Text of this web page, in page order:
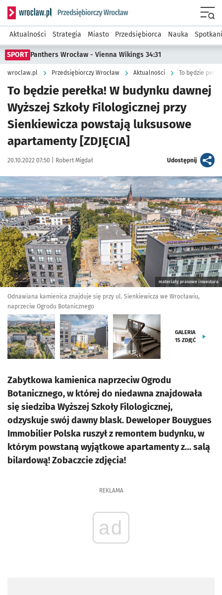
Serwis informacyjny wroclaw.pl podserwis: Strategia
Aktualności Strategia Miasto Przedsiębiorca Nauka
SPORT Panthers Wrocław - Vienna Wikings 34:31
wroclaw.pl Przedsiębiorczy Wrocław Aktualności
To będzie perełka! W budynku dawnej
Wyższej Szkoły Filologicznej przy
Sienkiewicza powstają luksusowe
apartamenty [ZDJĘCIA]
Data publikacji:
20.10.2022 07:50 | Autor:
Robert Migdał Udostępnijartykuł
Kliknij, aby zobaczyć galerię
materiały prasowe inwestora
Odnawiana kamienica znajduje się przy ul. Sienkiewicza we Wrocławiu,
naprzeciw Ogrodu Botanicznego
GALERIA
15 ZDJĘĆ
Zabytkowa kamienica naprzeciw Ogrodu
Botanicznego, w której do niedawna znajdowała
się siedziba Wyższej Szkoły Filologicznej,
odzyskuje swój dawny blask. Deweloper Bouygues
Immobilier Polska ruszył z remontem budynku, w
którym powstaną wyjątkowe apartamenty z… salą
bilardową! Zobaczcie zdjęcia!
REKLAMA
ad